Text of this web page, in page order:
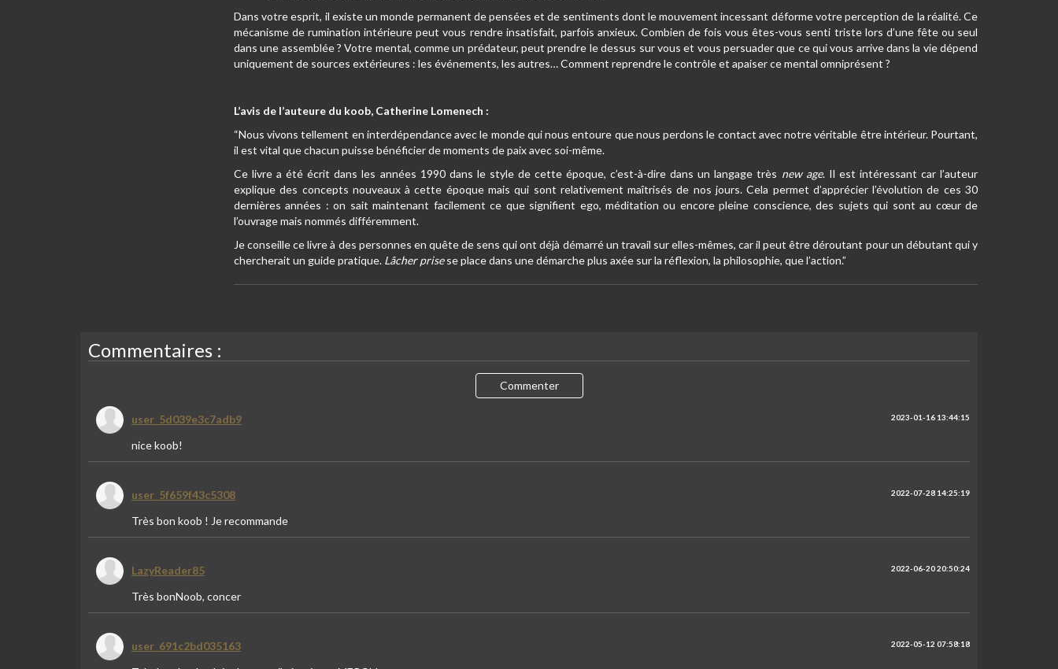
Dans votre esprit, il existe un monde permanent de pensées et de sentiments dont le mouvement incessant déforme votre perception de la réalité. Ce
mécanisme de rumination intérieure peut vous rendre insatisfait, parfois anxieux. Combien de fois vous êtes-vous senti triste lors d’une fête ou seul
dans une assemblée ? Votre mental, comme un prédateur, peut prendre le dessus sur vous et vous persuader que ce qui vous arrive dans la vie dépend
uniquement de sources extérieures : les événements, les autres… Comment reprendre le contrôle et apaiser ce mental omniprésent ?
L’avis de l’auteure du koob, Catherine Lomenech :
“Nous vivons tellement en interdépendance avec le monde qui nous entoure que nous perdons le contact avec notre véritable être intérieur. Pourtant,
il est vital que chacun puisse bénéficier de moments de paix avec soi-même.
Ce livre a été écrit dans les années 1990 dans le style de cette époque, c’est-à-dire dans un langage très new age. Il est intéressant car l’auteur
explique des concepts nouveaux à cette époque mais qui sont relativement maîtrisés de nos jours. Cela permet d’apprécier l’évolution de ces 30
dernières années : on sait maintenant facilement ce que signifient ego, méditation ou encore pleine conscience, des sujets qui sont au cœur de
l’ouvrage mais nommés différemment.
Je conseille ce livre à des personnes en quête de sens qui ont déjà démarré un travail sur elles-mêmes, car il peut être déroutant pour un débutant qui y
chercherait un guide pratique. Lâcher prisese place dans une démarche plus axée sur la réflexion, la philosophie, que l’action.”
Commentaires :
Commenter
user_5d039e3c7adb9 2023-01-16 13:44:15
nice koob!
user_5f659f43c5308 2022-07-28 14:25:19
Très bon koob ! Je recommande
LazyReader85 2022-06-20 20:50:24
Très bonNoob, concer
user_691c2bd035163 2022-05-12 07:58:18